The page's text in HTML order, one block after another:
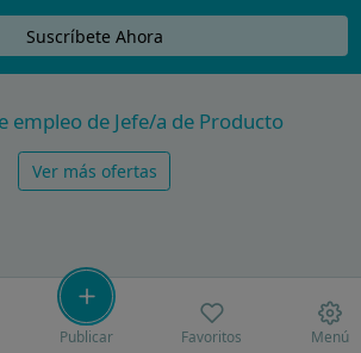
Suscríbete Ahora
empleo de Jefe/a de Producto
Ver más ofertas
Publicar Favoritos Menú